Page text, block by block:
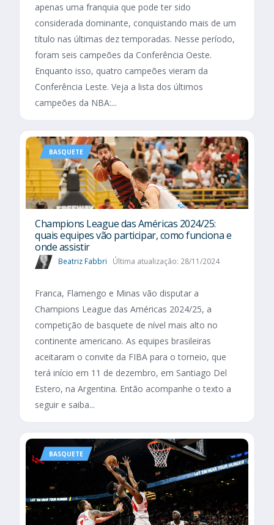
apenas uma franquia que pode ter sido
considerada dominante, conquistando mais de um
título nas últimas dez temporadas. Nesse período,
foram seis campeões da Conferência Oeste.
Enquanto isso, quatro campeões vieram da
Conferência Leste. Veja a lista dos últimos
campeões da NBA:...
BASQUETE
Champions League das Américas 2024/25:
quais equipes vão participar, como funciona e
onde assistir
Beatriz Fabbri Última atualização: 28/11/2024
Franca, Flamengo e Minas vão disputar a
Champions League das Américas 2024/25, a
competição de basquete de nível mais alto no
continente americano. As equipes brasileiras
aceitaram o convite da FIBA para o torneio, que
terá início em 11 de dezembro, em Santiago Del
Estero, na Argentina. Então acompanhe o texto a
seguir e saiba...
BASQUETE